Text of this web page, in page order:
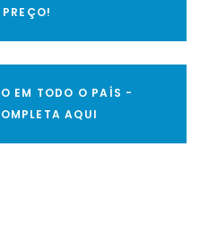
EM TODO O PAÍS -
AQUI